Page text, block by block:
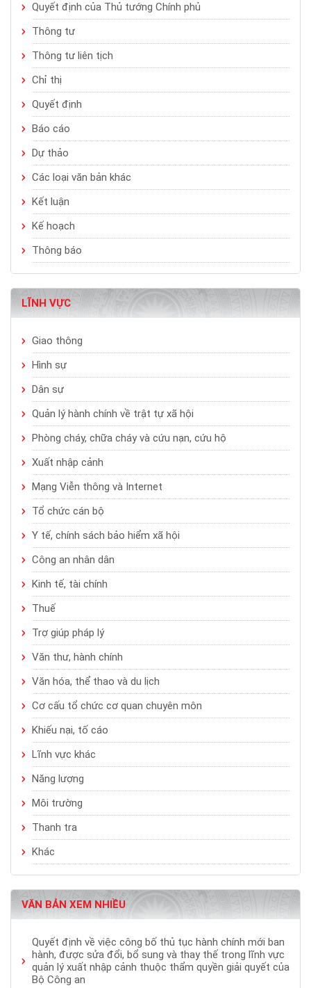
Quyết định của Thủ tướng Chính phủ
Thông tư
Thông tư liên tịch
Chỉ thị
Quyết định
Báo cáo
Dự thảo
Các loại văn bản khác
Kết luận
Kế hoạch
Thông báo
LĨNH VỰC
Giao thông
Hình sự
Dân sự
Quản lý hành chính về trật tự xã hội
Phòng cháy, chữa cháy và cứu nạn, cứu hộ
Xuất nhập cảnh
Mạng Viễn thông và Internet
Tổ chức cán bộ
Y tế, chính sách bảo hiểm xã hội
Công an nhân dân
Kinh tế, tài chính
Thuế
Trợ giúp pháp lý
Văn thư, hành chính
Văn hóa, thể thao và du lịch
Cơ cấu tổ chức cơ quan chuyên môn
Khiếu nại, tố cáo
Lĩnh vực khác
Năng lượng
Môi trường
Thanh tra
Khác
VĂN BẢN XEM NHIỀU
Quyết định về việc công bố thủ tục hành chính mới ban
hành, được sửa đổi, bổ sung và thay thế trong lĩnh vực
quản lý xuất nhập cảnh thuộc thẩm quyền giải quyết của
Bộ Công an